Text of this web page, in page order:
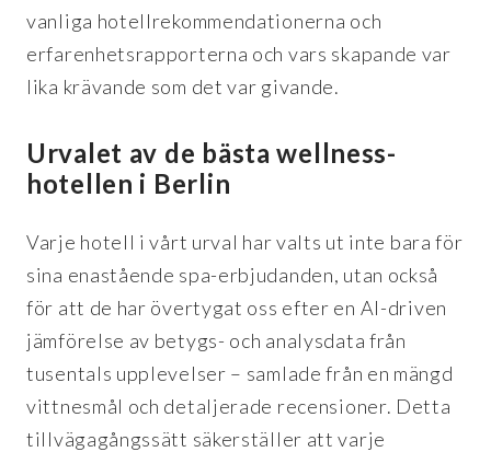
vanliga hotellrekommendationerna och
erfarenhetsrapporterna och vars skapande var
lika krävande som det var givande.
Urvalet av de bästa wellness-
hotellen i Berlin
Varje hotell i vårt urval har valts ut inte bara för
sina enastående spa-erbjudanden, utan också
för att de har övertygat oss efter en AI-driven
jämförelse av betygs- och analysdata från
tusentals upplevelser – samlade från en mängd
vittnesmål och detaljerade recensioner. Detta
tillvägagångssätt säkerställer att varje